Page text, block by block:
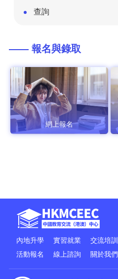
查詢
—— 報名與錄取
網上報名
內地升學 實習就業 交流培訓
活動報名
線上諮詢 關於我們